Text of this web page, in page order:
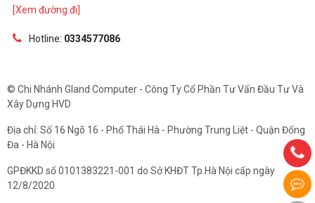
[Xem đường đi]
Hotline: 0334577086
© Chi Nhánh Gland Computer - Công Ty Cổ Phần Tư Vấn Đầu Tư Và
Xây Dựng HVD
Địa chỉ: Số 16 Ngõ 16 - Phố Thái Hà - Phường Trung Liệt - Quận Đống
Đa - Hà Nội
GPĐKKD số 0101383221-001 do Sở KHĐT Tp.Hà Nội cấp ngày
12/8/2020